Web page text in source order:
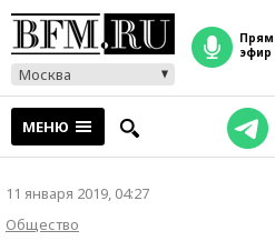
Москва
прямой
эфир
МЕНЮ
11 января 2019, 04:27
Общество